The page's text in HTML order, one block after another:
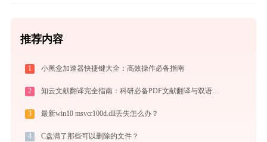
推荐内容
1 小黑盒加速器快捷键大全：高效操作必备指南
2 知云文献翻译完全指南：科研必备PDF文献翻译与双语对照阅读效率工具（2026最新）
3 最新win10 msvcr100d.dll丢失怎么办？
4 C盘满了那些可以删除的文件？